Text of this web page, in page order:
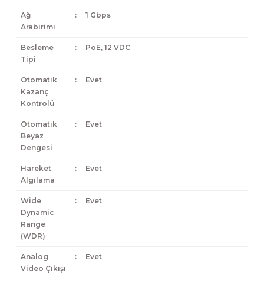
Ağ
Arabirimi
: 1 Gbps
Besleme
Tipi
: PoE, 12 VDC
Otomatik
Kazanç
Kontrolü
: Evet
Otomatik
Beyaz
Dengesi
: Evet
Hareket
Algılama
: Evet
Wide
Dynamic
Range
(WDR)
: Evet
Analog
Video Çıkışı
: Evet